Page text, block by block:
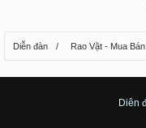
Diễn đàn Rao Vặt - Mua Bán
Diên